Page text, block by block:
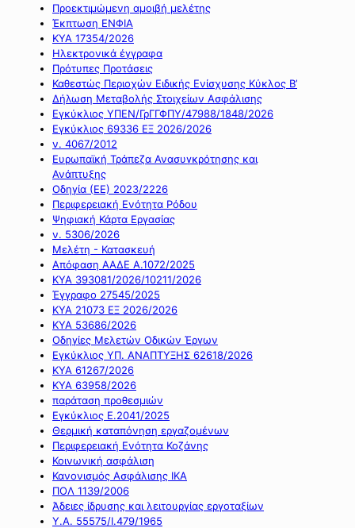
Προεκτιμώμενη αμοιβή μελέτης
Έκπτωση ΕΝΦΙΑ
ΚΥΑ 17354/2026
Ηλεκτρονικά έγγραφα
Πρότυπες Προτάσεις
Καθεστώς Περιοχών Ειδικής Ενίσχυσης Κύκλος Β’
Δήλωση Μεταβολής Στοιχείων Ασφάλισης
Εγκύκλιος ΥΠΕΝ/ΓρΓΓΦΠΥ/47988/1848/2026
Εγκύκλιος 69336 ΕΞ 2026/2026
ν. 4067/2012
Ευρωπαϊκή Τράπεζα Ανασυγκρότησης και
Ανάπτυξης
Οδηγία (ΕΕ) 2023/2226
Περιφερειακή Ενότητα Ρόδου
Ψηφιακή Κάρτα Εργασίας
ν. 5306/2026
Μελέτη - Κατασκευή
Απόφαση ΑΑΔΕ Α.1072/2025
ΚΥΑ 393081/2026/10211/2026
Έγγραφο 27545/2025
ΚΥΑ 21073 ΕΞ 2026/2026
ΚΥΑ 53686/2026
Οδηγίες Μελετών Οδικών Έργων
Εγκύκλιος ΥΠ. ΑΝΑΠΤΥΞΗΣ 62618/2026
ΚΥΑ 61267/2026
ΚΥΑ 63958/2026
παράταση προθεσμιών
Εγκύκλιος Ε.2041/2025
Θερμική καταπόνηση εργαζομένων
Περιφερειακή Ενότητα Κοζάνης
Κοινωνική ασφάλιση
Κανονισμός Ασφάλισης ΙΚΑ
ΠΟΛ 1139/2006
Άδειες ίδρυσης και λειτουργίας εργοταξίων
Υ.Α. 55575/Ι.479/1965